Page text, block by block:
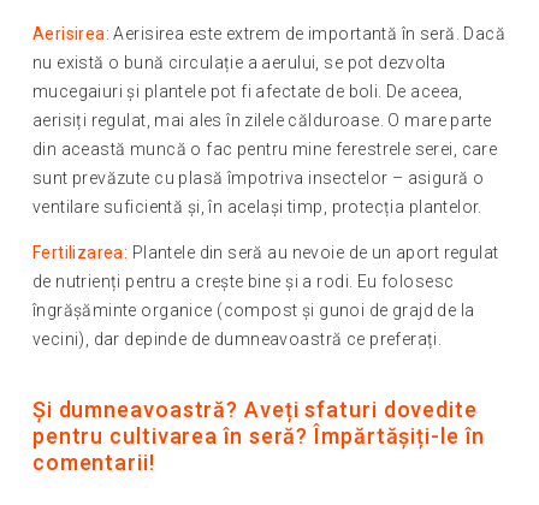
Aerisirea: Aerisirea este extrem de importantă în seră. Dacă
nu există o bună circulație a aerului, se pot dezvolta
mucegaiuri și plantele pot fi afectate de boli. De aceea,
aerisiți regulat, mai ales în zilele călduroase. O mare parte
din această muncă o fac pentru mine ferestrele serei, care
sunt prevăzute cu plasă împotriva insectelor – asigură o
ventilare suficientă și, în același timp, protecția plantelor.
Fertilizarea: Plantele din seră au nevoie de un aport regulat
de nutrienți pentru a crește bine și a rodi. Eu folosesc
îngrășăminte organice (compost și gunoi de grajd de la
vecini), dar depinde de dumneavoastră ce preferați.
Și dumneavoastră? Aveți sfaturi dovedite
pentru cultivarea în seră? Împărtășiți-le în
comentarii!